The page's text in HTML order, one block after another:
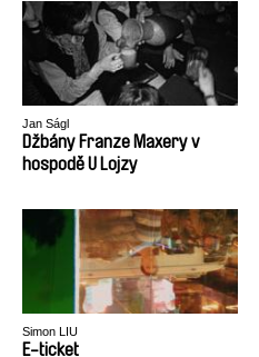
Jan Ságl
Džbány Franze Maxery v
hospodě U Lojzy
Simon LIU
E-ticket